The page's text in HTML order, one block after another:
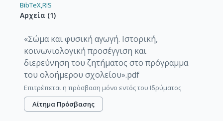
BibTeX,RIS
Αρχεία (1)
«Σώμα και φυσική αγωγή. Ιστορική,
κοινωνιολογική προσέγγιση και
διερεύνηση του ζητήματος στο πρόγραμμα
του ολοήμερου σχολείου».pdf
Επιτρέπεται η πρόσβαση μόνο εντός του Ιδρύματος
Αίτημα Πρόσβασης